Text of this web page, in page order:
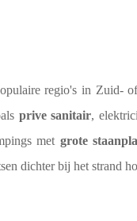
regio's in Zuid-
prive sanitair,
met grote
dichter bij het strand